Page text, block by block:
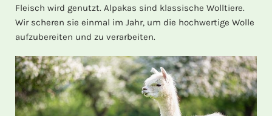
Fleisch wird genutzt. Alpakas sind klassische Wolltiere.
Wir scheren sie einmal im Jahr, um die hochwertige Wolle
aufzubereiten und zu verarbeiten.